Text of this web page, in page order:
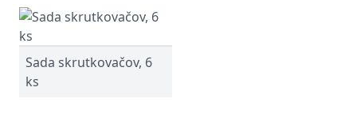
Sada skrutkovačov, 6
ks